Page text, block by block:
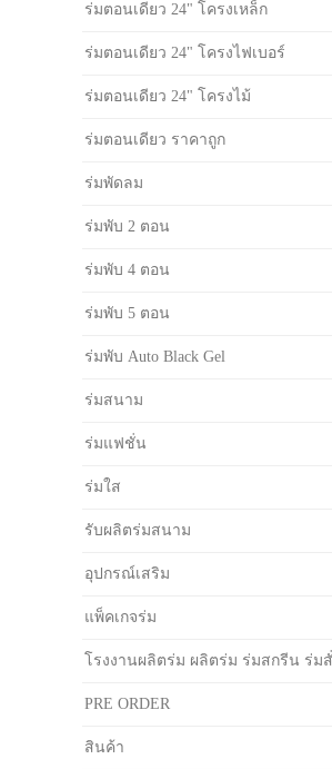
ร่มตอนเดียว 24" โครงเหล็ก
ร่มตอนเดียว 24" โครงไฟเบอร์
ร่มตอนเดียว 24" โครงไม้
ร่มตอนเดียว ราคาถูก
ร่มพัดลม
ร่มพับ 2 ตอน
ร่มพับ 4 ตอน
ร่มพับ 5 ตอน
ร่มพับ Auto Black Gel
ร่มสนาม
ร่มแฟชั่น
ร่มใส
รับผลิตร่มสนาม
อุปกรณ์เสริม
แพ็คเกจร่ม
โรงงานผลิตร่ม ผลิตร่ม ร่มสกรีน ร่ม
PRE ORDER
สินค้า